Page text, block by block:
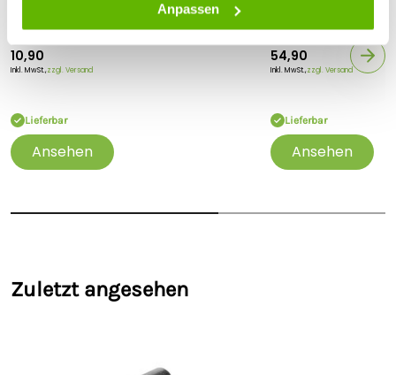
Anpassen
Gallagher Erdstab/Erdpfahl - 1 m
10,90
Inkl. MwSt.,zzgl. Versand
Lieferbar
Ansehen
m +
54,90
Inkl. MwSt.,zzgl. Versand
Lieferbar
Ansehen
Zuletzt angesehen